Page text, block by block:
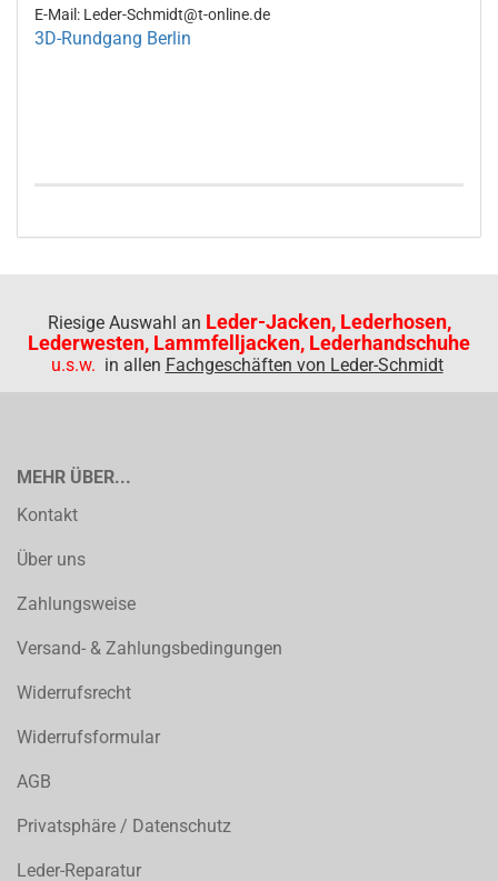
E-Mail: Leder-Schmidt@t-online.de
3D-Rundgang Berlin
Riesige Auswahl an Leder-Jacken, Lederhosen,
Lederwesten, Lammfelljacken, Lederhandschuhe
u.s.w. in allen Fachgeschäften von Leder-Schmidt
MEHR ÜBER...
Kontakt
Über uns
Zahlungsweise
Versand- & Zahlungsbedingungen
Widerrufsrecht
Widerrufsformular
AGB
Privatsphäre / Datenschutz
Leder-Reparatur